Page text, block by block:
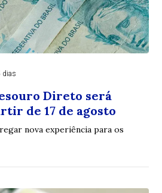
dias
Direto será
de 17 de agosto
nova experiência para os